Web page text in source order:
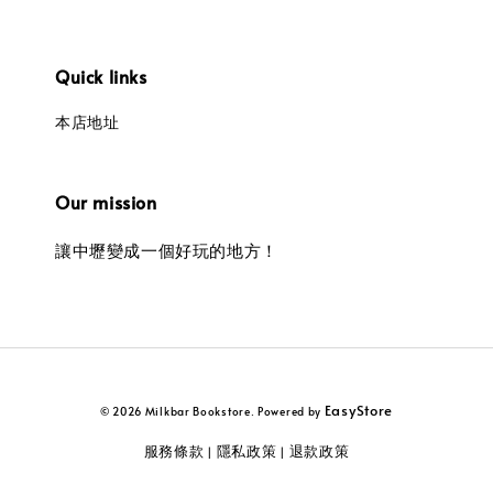
Quick links
本店地址
Our mission
讓中壢變成一個好玩的地方！
© 2026 Milkbar Bookstore. Powered by EasyStore
服務條款 | 隱私政策 | 退款政策